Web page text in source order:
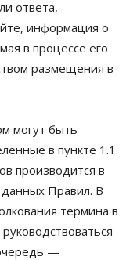
ответа,
информация о
в процессе его
размещения в
могут быть
в пункте 1.1.
производится в
данных Правил. В
термина в
—